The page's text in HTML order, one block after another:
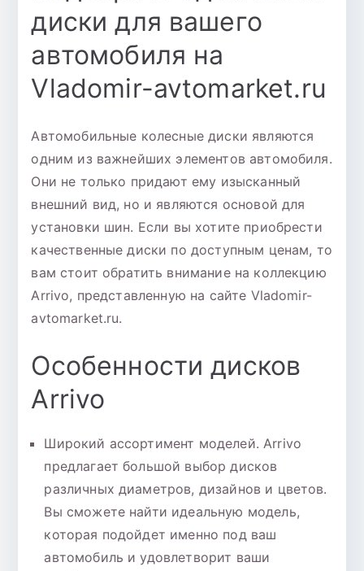
диски для вашего
автомобиля на
Vladomir-avtomarket.ru
Автомобильные колесные диски являются
одним из важнейших элементов автомобиля.
Они не только придают ему изысканный
внешний вид, но и являются основой для
установки шин. Если вы хотите приобрести
качественные диски по доступным ценам, то
вам стоит обратить внимание на коллекцию
Arrivo, представленную на сайте Vladomir-
avtomarket.ru.
Особенности дисков
Arrivo
Широкий ассортимент моделей. Arrivo
предлагает большой выбор дисков
различных диаметров, дизайнов и цветов.
Вы сможете найти идеальную модель,
которая подойдет именно под ваш
автомобиль и удовлетворит ваши